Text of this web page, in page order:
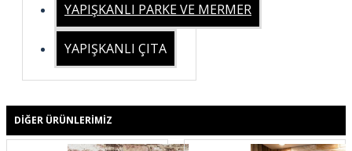
YAPIŞKANLI PARKE VE MERMER
YAPIŞKANLI ÇITA
DIĞER ÜRÜNLERIMIZ